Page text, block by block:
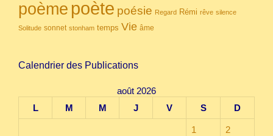
poème poète poésie Regard Rémi rêve silence
Solitude sonnet stonham temps Vie âme
Calendrier des Publications
août 2026
L
M M J V S D
1 2